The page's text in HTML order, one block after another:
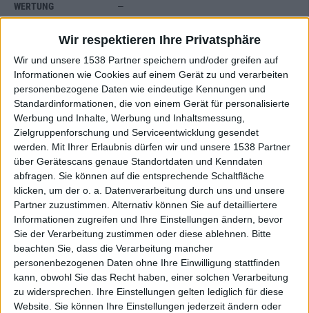
Wir respektieren Ihre Privatsphäre
Wir und unsere 1538 Partner speichern und/oder greifen auf
Informationen wie Cookies auf einem Gerät zu und verarbeiten
personenbezogene Daten wie eindeutige Kennungen und
Standardinformationen, die von einem Gerät für personalisierte
Werbung und Inhalte, Werbung und Inhaltsmessung,
Zielgruppenforschung und Serviceentwicklung gesendet
werden.
Mit Ihrer Erlaubnis dürfen wir und unsere 1538 Partner
über Gerätescans genaue Standortdaten und Kenndaten
abfragen. Sie können auf die entsprechende Schaltfläche
klicken, um der o. a. Datenverarbeitung durch uns und unsere
Partner zuzustimmen. Alternativ können Sie auf detailliertere
Informationen zugreifen und Ihre Einstellungen ändern, bevor
Sie der Verarbeitung zustimmen oder diese ablehnen.
Bitte
beachten Sie, dass die Verarbeitung mancher
personenbezogenen Daten ohne Ihre Einwilligung stattfinden
kann, obwohl Sie das Recht haben, einer solchen Verarbeitung
zu widersprechen. Ihre Einstellungen gelten lediglich für diese
Website. Sie können Ihre Einstellungen jederzeit ändern oder
WERTUNG
—
ELEKTRO
SPIELDAUER
27:21
RELEASE
LABEL
SYNTHETIC SYMPHONY